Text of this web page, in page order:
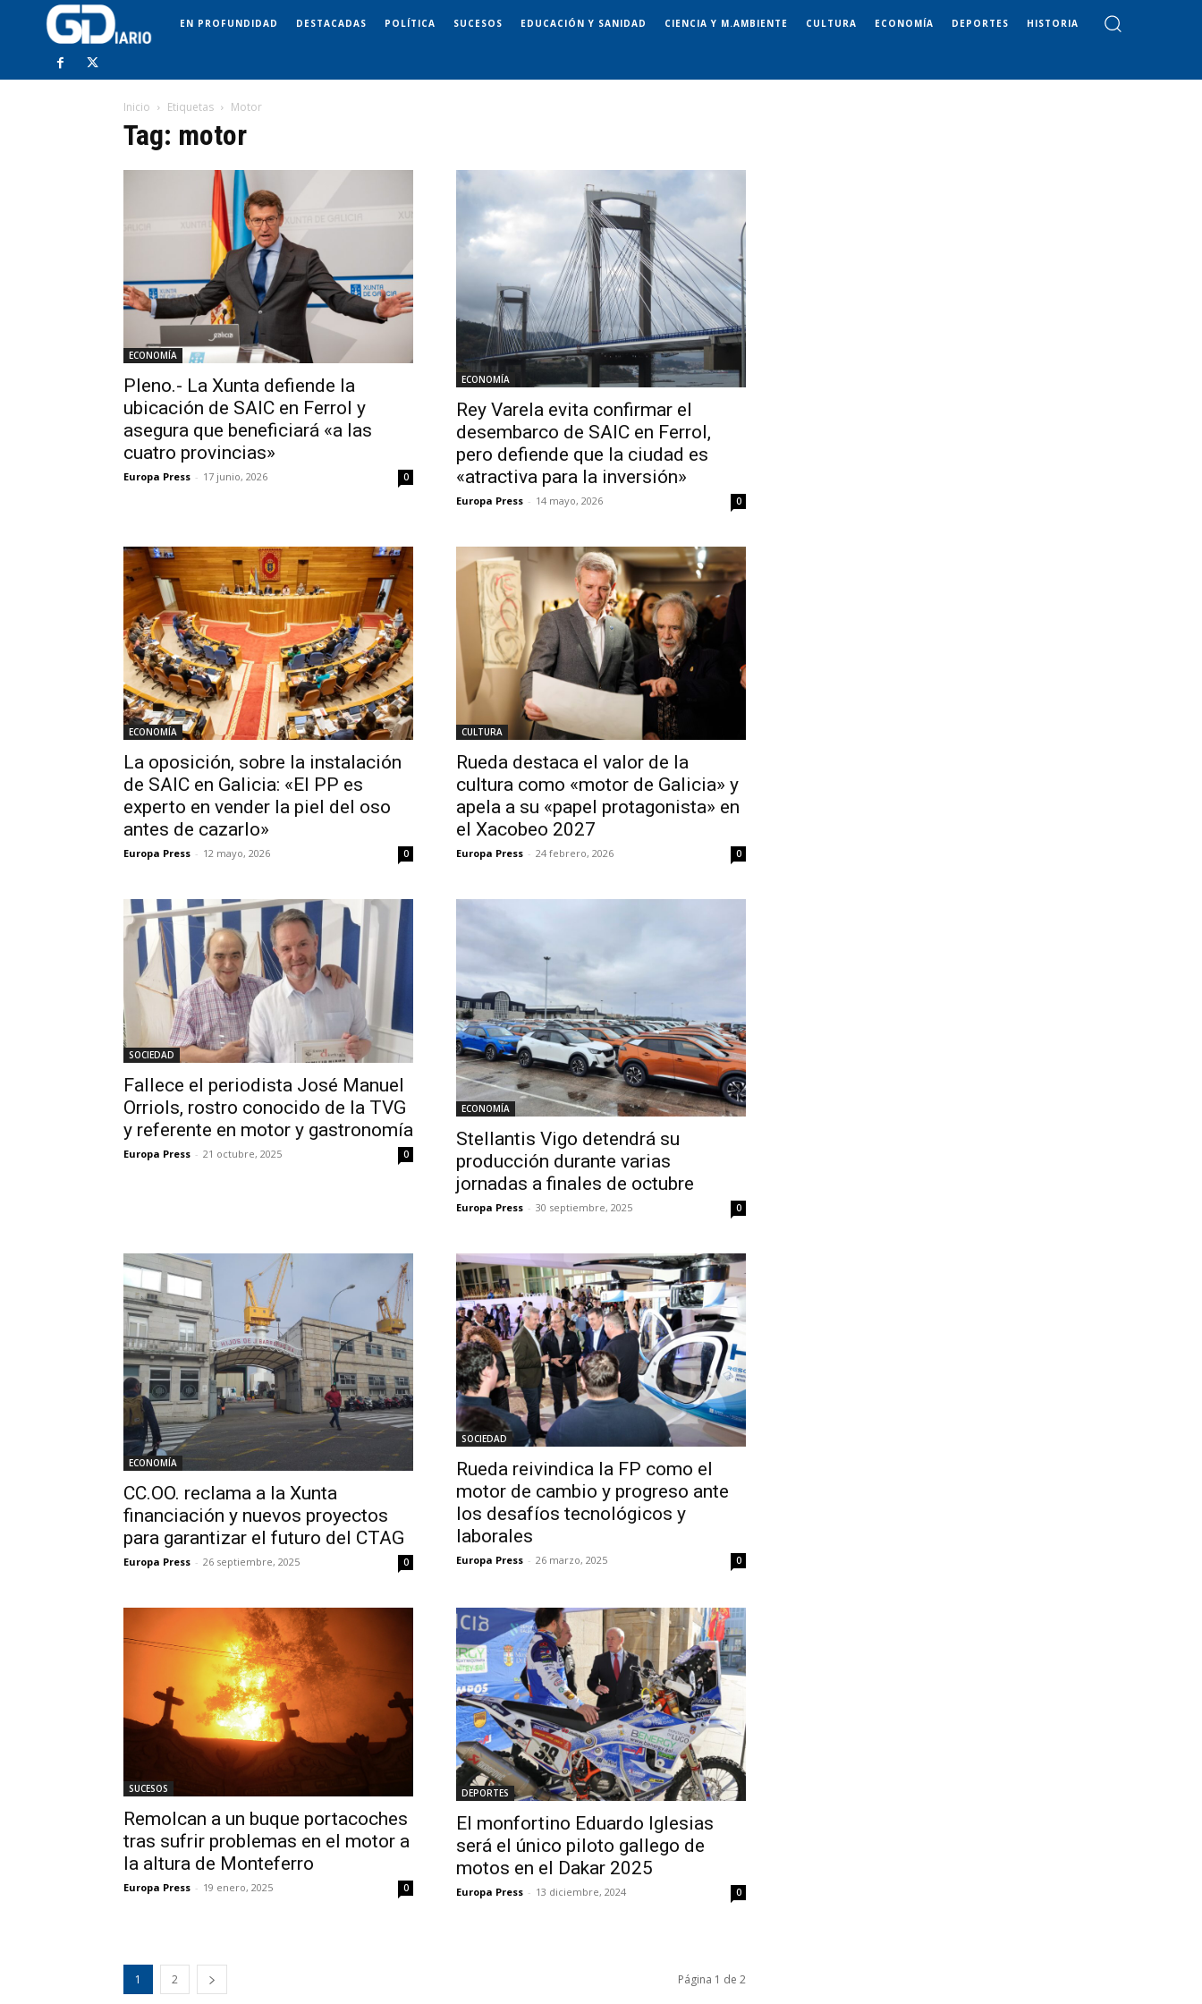
EN PROFUNDIDAD DESTACADAS POLÍTICA SUCESOS EDUCACIÓN Y SANIDAD CIENCIA Y M.AMBIENTE CULTURA ECONOMÍA DEPORTES HISTORIA
Inicio Etiquetas Motor
Tag: motor
ECONOMÍA
Pleno.- La Xunta defiende la
ubicación de SAIC en Ferrol y
asegura que beneficiará «a las
cuatro provincias»
Europa Press - 17 junio, 2026 0
ECONOMÍA
Rey Varela evita confirmar el
desembarco de SAIC en Ferrol,
pero defiende que la ciudad es
«atractiva para la inversión»
Europa Press - 14 mayo, 2026 0
ECONOMÍA
La oposición, sobre la instalación
de SAIC en Galicia: «El PP es
experto en vender la piel del oso
antes de cazarlo»
Europa Press - 12 mayo, 2026 0
CULTURA
Rueda destaca el valor de la
cultura como «motor de Galicia» y
apela a su «papel protagonista» en
el Xacobeo 2027
Europa Press - 24 febrero, 2026 0
SOCIEDAD
Fallece el periodista José Manuel
Orriols, rostro conocido de la TVG
y referente en motor y gastronomía
Europa Press - 21 octubre, 2025 0
ECONOMÍA
Stellantis Vigo detendrá su
producción durante varias
jornadas a finales de octubre
Europa Press - 30 septiembre, 2025 0
ECONOMÍA
CC.OO. reclama a la Xunta
financiación y nuevos proyectos
para garantizar el futuro del CTAG
Europa Press - 26 septiembre, 2025 0
SOCIEDAD
Rueda reivindica la FP como el
motor de cambio y progreso ante
los desafíos tecnológicos y
laborales
Europa Press - 26 marzo, 2025 0
SUCESOS
Remolcan a un buque portacoches
tras sufrir problemas en el motor a
la altura de Monteferro
Europa Press - 19 enero, 2025 0
DEPORTES
El monfortino Eduardo Iglesias
será el único piloto gallego de
motos en el Dakar 2025
Europa Press - 13 diciembre, 2024 0
1 2 Página 1 de 2